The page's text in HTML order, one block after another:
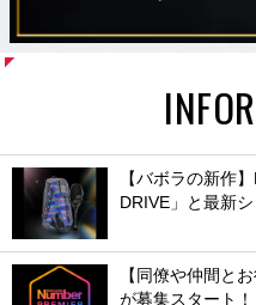
【バボラの新作
DRIVE」と最新
【同僚や仲間と
が募集スタート！